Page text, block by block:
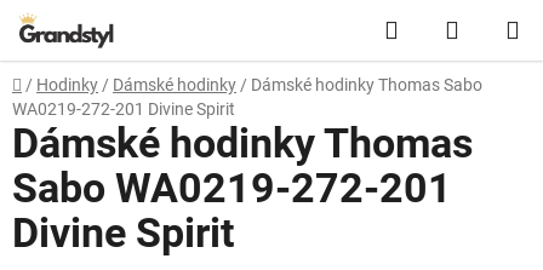
Přejít na obsah Hledat
Domů
/ Hodinky / Dámské hodinky / Dámské hodinky Thomas Sabo
WA0219-272-201 Divine Spirit
Dámské hodinky Thomas
Sabo WA0219-272-201
Divine Spirit